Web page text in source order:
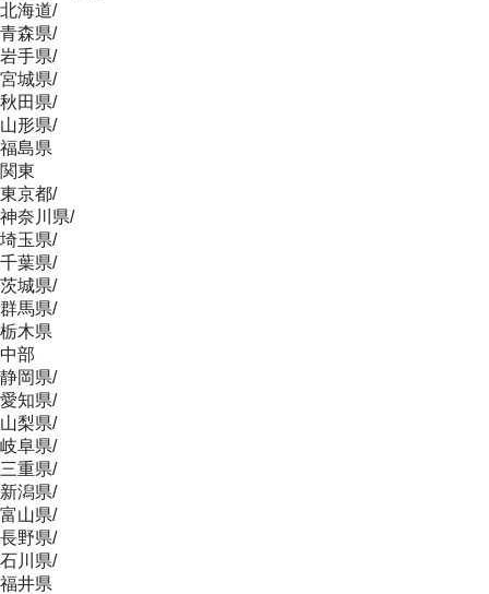
北海道/
青森県/
岩手県/
宮城県/
秋田県/
山形県/
福島県
関東
東京都/
神奈川県/
埼玉県/
千葉県/
茨城県/
群馬県/
栃木県
中部
静岡県/
愛知県/
山梨県/
岐阜県/
三重県/
新潟県/
富山県/
長野県/
石川県/
福井県